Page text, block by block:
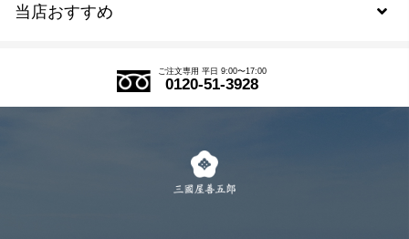
当店おすすめ
式部の香りシリーズ
会員規約について
ご注文専用 平日 9:00〜17:00
0120-51-3928